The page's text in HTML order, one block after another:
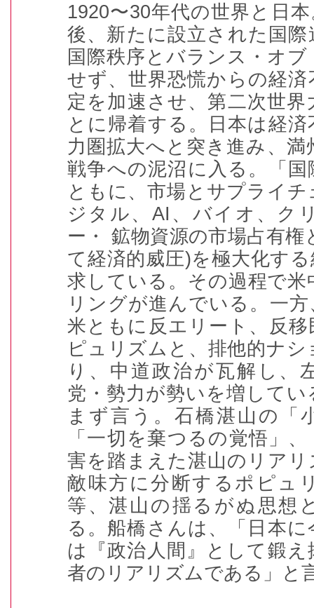
1920〜30年代の世界と日
後、新たに設立された国
国際秩序とバランス・オ
せず、世界恐慌からの経
定を加速させ、第二次世
とに帰着する。日本は経
力圏拡大へと突き進み、満
戦争への泥沼に入る。「
ともに、市場とサプライ
ジタル、 AI 、バイオ、ク
ー・ 鉱物資源の市場占有権
て経済的威圧)を極大化す
求している。その過程で
リングが進んでいる。一
米ともに反エリート、反
ピュリズムと、排他的ナ
り、中道政治が瓦解し、
党・勢力が勢いを増して
まず言う。石橋湛山の「
「一切を棄つるの覚悟」
害を踏まえた湛山のリア
敵味方に分断するポピュ
等、湛山の揺るがぬ思想
る。船橋さんは、「日本
は『政治人間』として鍛
者のリアリズムである」と